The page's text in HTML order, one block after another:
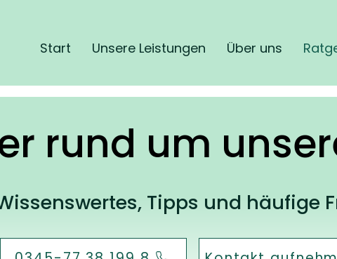
Start Unsere Leistungen Über uns
rund um
Tipps und häufige